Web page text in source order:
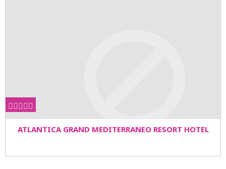
ATLANTICA GRAND MEDITERRANEO RESORT HOTEL